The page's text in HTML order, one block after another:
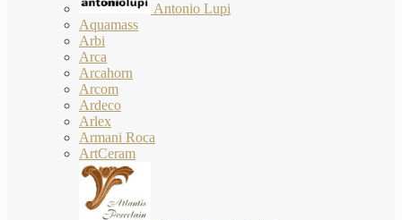
Antonio Lupi
Aquamass
Arbi
Arca
Arcahorn
Arcom
Ardeco
Arlex
Armani Roca
ArtCeram